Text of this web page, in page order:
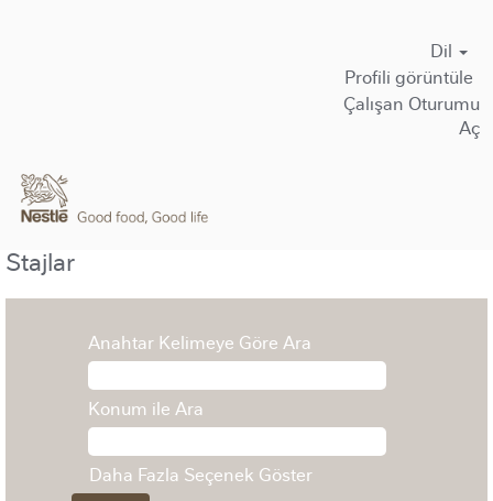
Dil
Profi̇li̇ görüntüle
Çalışan Oturumu
Aç
Stajlar
Anahtar Kelimeye Göre Ara
Konum ile Ara
Daha Fazla Seçenek Göster